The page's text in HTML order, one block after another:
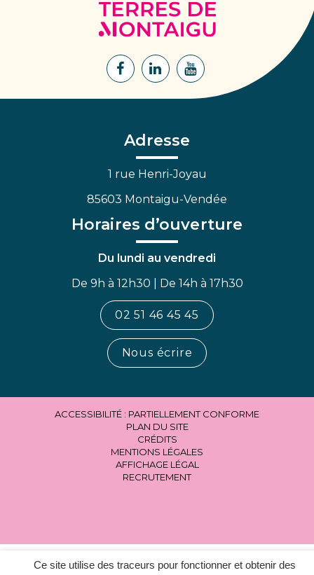
Ce site utilise des traceurs pour fonctionner et obtenir des
Terres
de
Montaigu
Lien
Facebook
Lien
Lien
Adresse
1 rue Henri-Joyau
85603 Montaigu-Vendée
Horaires d’ouverture
Du lundi au vendredi
De 9h à 12h30 | De 14h à 17h30
02 51 46 45 45
Nous écrire
ACCESSIBILITÉ : PARTIELLEMENT CONFORME
PLAN DU SITE
CRÉDITS
MENTIONS LÉGALES
AFFICHAGE LÉGAL
RECRUTEMENT